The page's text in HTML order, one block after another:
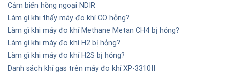
Cảm biến hồng ngoại NDIR
Làm gì khi thấy máy đo khí CO hỏng?
Làm gì khi máy đo khí Methane Metan CH4 bị hỏng?
Làm gì khi máy đo khí H2 bị hỏng?
Làm gì khi máy đo khí H2S bị hỏng?
Danh sách khí gas trên máy đo khí XP-3310II